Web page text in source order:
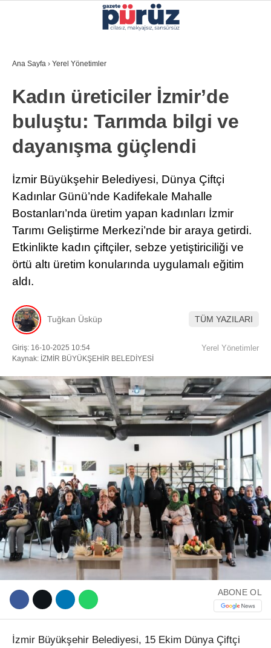
Youtube
TikTok
YEREL YÖNETIMLER
GÜNCEL
EKONOMI
POLITIKA
SAĞLIK
SPOR
DIĞER
Ana Sayfa › Yerel Yönetimler
Kadın üreticiler İzmir’de
buluştu: Tarımda bilgi ve
dayanışma güçlendi
İzmir Büyükşehir Belediyesi, Dünya Çiftçi
Kadınlar Günü’nde Kadifekale Mahalle
Bostanları’nda üretim yapan kadınları İzmir
Tarımı Geliştirme Merkezi’nde bir araya getirdi.
Etkinlikte kadın çiftçiler, sebze yetiştiriciliği ve
örtü altı üretim konularında uygulamalı eğitim
aldı.
Tuğkan Üsküp TÜM YAZILARI
Giriş: 16-10-2025 10:54
Kaynak: İZMİR BÜYÜKŞEHİR BELEDİYESİ
Yerel Yönetimler
ABONE OL
İzmir Büyükşehir Belediyesi, 15 Ekim Dünya Çiftçi